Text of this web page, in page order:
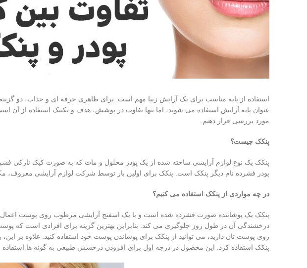
استفاده از پایه مناسب برای یک آرایش زیبا مهم است. برای ظاهری حرفه ای و جذاب، دو
عنوان پایه آرایش استفاده می شوند، اما تنها تفاوت در پوشش، هدف و تکنیک استفاده از آن
مورد بررسی قرار دهیم.
پنکک چیست؟
پنکک یک نوع لوازم آرایشی ساخته شده از یک پودر محلول و مات که به صورت کیک نازکی
پودر فشرده نام دیگر پنکک است. پنکک برای اولین بار توسط شرکت لوازم آرایشی معروف،
در چه مواردی از پنکک استفاده می کنیم؟
پنکک یک پوشاننده صورت فشرده شده است و با یک اسفنج آرایشی مرطوب روی پوست
درخشندگی آن در طول روز جلوگیری می کند. بنابراین بهترین گزینه برای افرادی است که
روی پوست تان دارید، می توانید از پنکک برای پوشاندن پوست خود استفاده کنید. علاوه بر
پنکک استفاده کرد. این محصول در درجه اول برای افزودن درخشش طبیعی به گونه ها